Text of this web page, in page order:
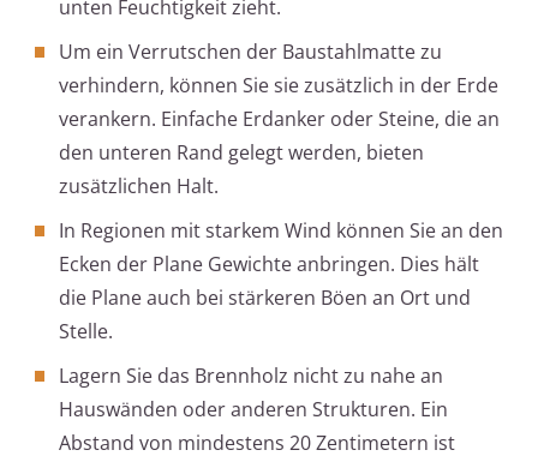
unten Feuchtigkeit zieht.
Um ein Verrutschen der Baustahlmatte zu
verhindern, können Sie sie zusätzlich in der Erde
verankern. Einfache Erdanker oder Steine, die an
den unteren Rand gelegt werden, bieten
zusätzlichen Halt.
In Regionen mit starkem Wind können Sie an den
Ecken der Plane Gewichte anbringen. Dies hält
die Plane auch bei stärkeren Böen an Ort und
Stelle.
Lagern Sie das Brennholz nicht zu nahe an
Hauswänden oder anderen Strukturen. Ein
Abstand von mindestens 20 Zentimetern ist